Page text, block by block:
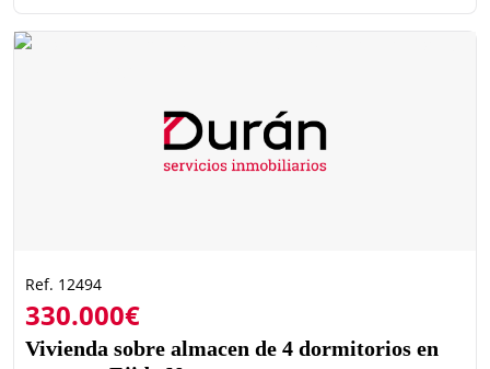
Ref. 12494
330.000€
Vivienda sobre almacen de 4 dormitorios en